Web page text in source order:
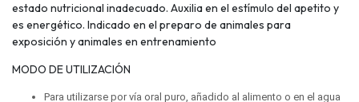
estado nutricional inadecuado. Auxilia en el estímulo del apetito y
es energético. Indicado en el preparo de animales para
exposición y animales en entrenamiento
MODO DE UTILIZACIÓN
Para utilizarse por vía oral puro, añadido al alimento o en el agua